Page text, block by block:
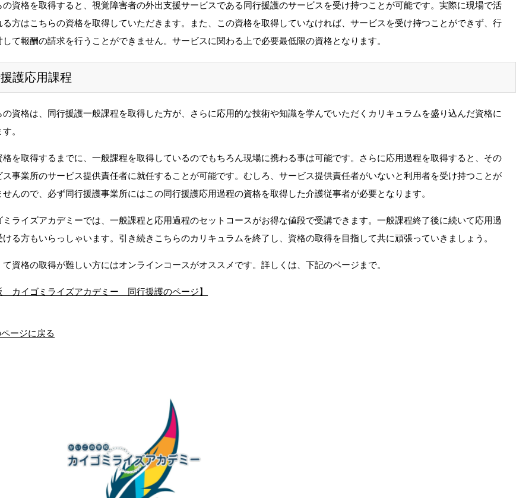
の資格を取得すると、視覚障害者の外出支援サービスである同行援護のサービスを受け持つことが可能です。実際に現場で活
る方はこちらの資格を取得していただきます。また、この資格を取得していなければ、サービスを受け持つことができず、行
して報酬の請求を行うことができません。サービスに関わる上で必要最低限の資格となります。
護応用課程
の資格は、同行援護一般課程を取得した方が、 さらに応用的な技術や知識を学んでいただくカリキュラムを盛り込んだ資格に
。
格を取得するまでに、一般課程を取得しているのでもちろん現場に携わる事は可能です。 さらに応用過程を取得すると、 その
ス事業所のサービス提供責任者に就任することが可能です。むしろ、サービス提供責任者がいないと利用者を受け持つことが
せんので、 必ず同行援護事業所にはこの同行援護応用過程の資格を取得した介護従事者が必要となります。
ミライズアカデミーでは、一般課程と応用過程のセットコースがお得な値段で受講できます。一般課程終了後に続いて応用過
ける方もいらっしゃいます。 引き続きこちらのカリキュラムを終了し、 資格の取得を目指して共に頑張っていきましょう。
て資格の取得が難しい方にはオンラインコースがオススメです。詳しくは、下記のページまで。
カイゴミライズアカデミー 同行援護のページ】
ージに戻る